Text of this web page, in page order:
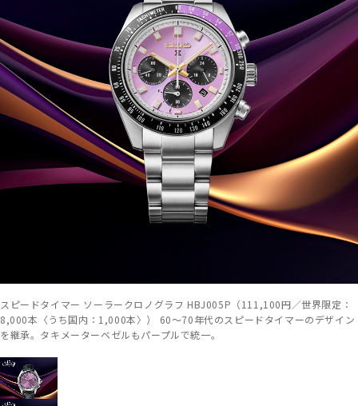
スピードタイマー ソーラークロノグラフ HBJ005P（111,100円／世界限定：
8,000本〈うち国内：1,000本〉） 60～70年代のスピードタイマーのデザイン
を継承。タキメーターベゼルもパープルで統一。